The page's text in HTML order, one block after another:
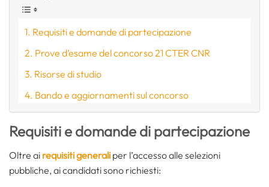
Requisiti e domande di partecipazione
Prove d’esame del concorso 21 CTER CNR
Risorse di studio
Bando e aggiornamenti sul concorso
Requisiti e domande di partecipazione
Oltre ai requisiti generali per l’accesso alle selezioni
pubbliche, ai candidati sono richiesti: